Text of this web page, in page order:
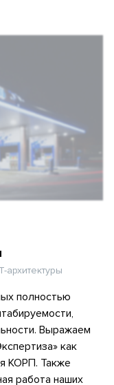
архитектуры
полностью
Выражаем
как
КОРП. Также
работа наших